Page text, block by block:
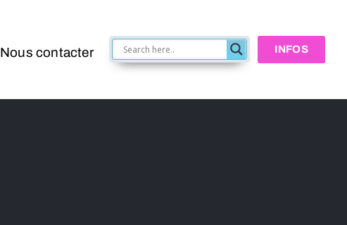
Nous contacter INFOS